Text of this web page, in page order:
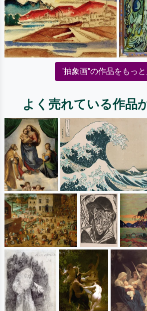
"抽象画"の作品をもっ
よく売れている作品